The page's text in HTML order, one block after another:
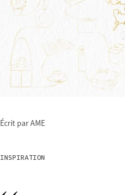
Écrit par AME
INSPIRATION